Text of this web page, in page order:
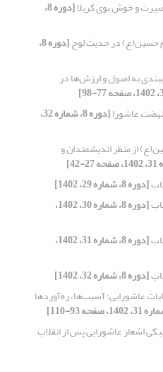
و خوش ‌بوی کربلا [دوره 8،
حسین(ع) در حدیث لوح [دوره 8،
به اصول و ارزش‌ها در
عاشورا [دوره 8، شماره 32،
از منظر اندیشمندان و
[دوره 8، شماره 29، 1402]
[دوره 8، شماره 30، 1402،
[دوره 8، شماره 31، 1402،
[دوره 8، شماره 32، 1402]
عاشورایی؛ آسیب‌ها، ره‌آوردها
اشعار عاشورایی پس از انقلاب